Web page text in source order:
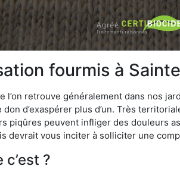
fourmis à
l’on retrouve généralement dans nos
d’exaspérer plus d’un. Très
piqûres peuvent infliger des douleurs
devrait vous inciter à solliciter une
?